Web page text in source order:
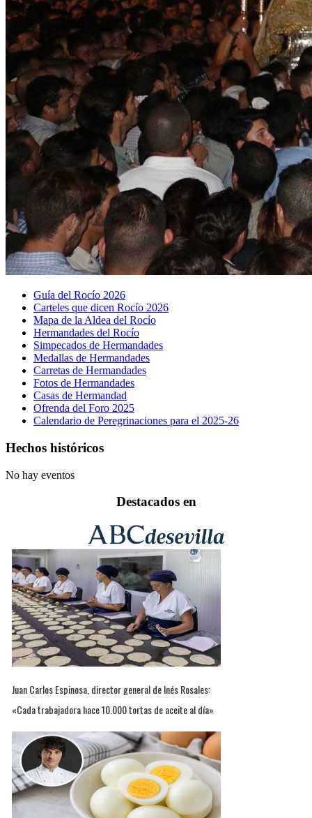
Guía del Rocío 2026
Carteles que dicen Rocío 2026
Mapa de la Aldea del Rocío
Hermandades del Rocío
Simpecados de Hermandades
Medallas de Hermandades
Carretas de Hermandades
Fotos de Hermandades
Casas de Hermandad
Ofrenda del Foro 2025
Calendario de Peregrinaciones para el 2025-26
Hechos históricos
No hay eventos
Destacados en
Juan Carlos Espinosa, director general de Inés Rosales:
«Cada trabajadora hace 10.000 tortas de aceite al día»